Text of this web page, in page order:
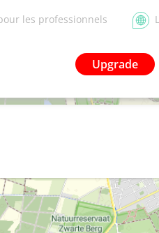
les professionnels
Upgrade